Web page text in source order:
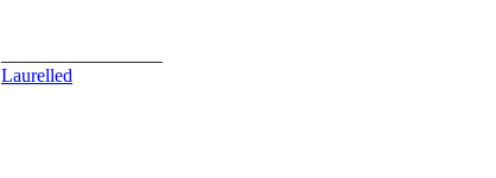
Laurelled